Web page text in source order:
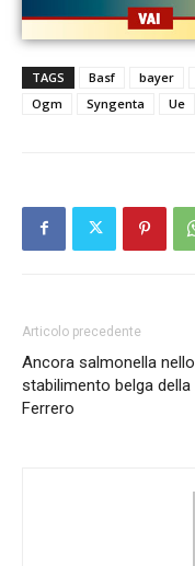
TAGS Basf bayer
Ogm
Syngenta Ue
Articolo precedente
Ancora salmonella nello
stabilimento belga della
Ferrero